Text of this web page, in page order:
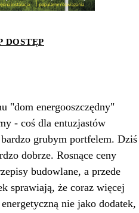
DOSTĘP
"dom energooszczędny"
- coś dla entuzjastów
grubym portfelem. Dziś
dobrze. Rosnące ceny
budowlane, a przede
sprawiają, że coraz więcej
nie jako dodatek,